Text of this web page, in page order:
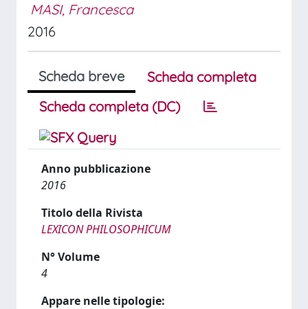
MASI, Francesca
2016
Scheda breve
Scheda completa
Scheda completa (DC)
Anno pubblicazione
2016
Titolo della Rivista
LEXICON PHILOSOPHICUM
N° Volume
4
Appare nelle tipologie: